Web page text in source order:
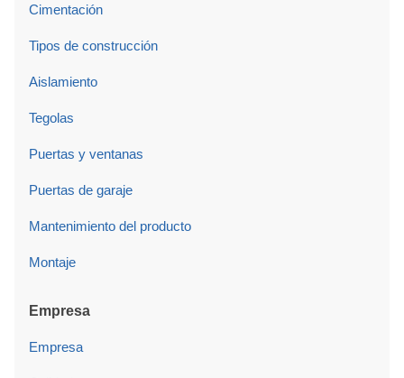
Cimentación
Tipos de construcción
Aislamiento
Tegolas
Puertas y ventanas
Puertas de garaje
Mantenimiento del producto
Montaje
Empresa
Empresa